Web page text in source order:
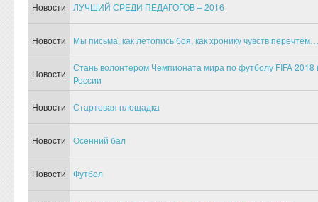
Новости ЛУЧШИЙ СРЕДИ ПЕДАГОГОВ – 2016
Новости Мы письма, как летопись боя, как хронику чувств перечтём…
Новости
Стань волонтером Чемпионата мира по футболу FIFA 2018
России
Новости Стартовая площадка
Новости Осенний бал
Новости Футбол